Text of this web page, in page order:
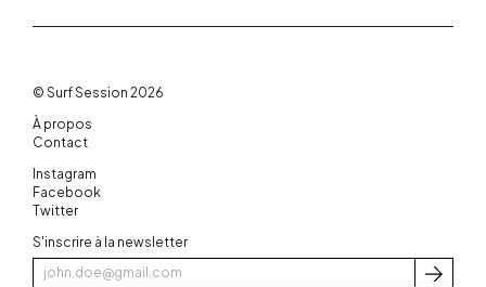
© Surf Session 2026
À propos
Contact
Instagram
Facebook
Twitter
S'inscrire à la newsletter